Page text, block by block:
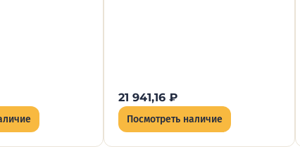
21 941,16 ₽
Посмотреть наличие